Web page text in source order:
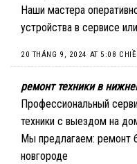
Наши мастера
устройства в сервисе
20 THÁNG 9, 2024 AT 5:08
ремонт техники в
Профессиональный
техники с выездом на
Мы предлагаем: ремонт
новгороде